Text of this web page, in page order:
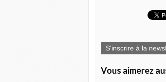
S'inscrire à la
Vous aimerez